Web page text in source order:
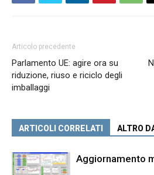
Articolo precedente
Parlamento UE: agire ora su
riduzione, riuso e riciclo degli
imballaggi
ARTICOLI CORRELATI ALTRO
Aggiornamento